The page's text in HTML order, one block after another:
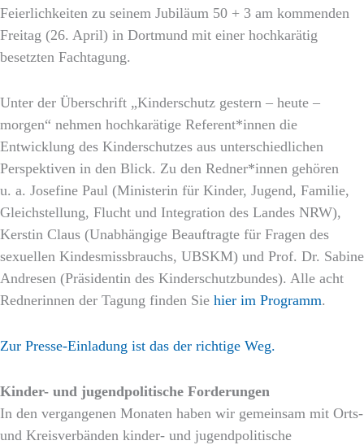
Feierlichkeiten zu seinem Jubiläum 50 + 3 am kommenden
Freitag (26. April) in Dortmund mit einer hochkarätig
besetzten Fachtagung.
Unter der Überschrift „Kinderschutz gestern – heute –
morgen“ nehmen hochkarätige Referent*innen die
Entwicklung des Kinderschutzes aus unterschiedlichen
Perspektiven in den Blick. Zu den Redner*innen gehören
u. a. Josefine Paul (Ministerin für Kinder, Jugend, Familie,
Gleichstellung, Flucht und Integration des Landes NRW),
Kerstin Claus (Unabhängige Beauftragte für Fragen des
sexuellen Kindesmissbrauchs, UBSKM) und Prof. Dr. Sabine
Andresen (Präsidentin des Kinderschutzbundes). Alle acht
Rednerinnen der Tagung finden Sie hier im Programm.
Zur Presse-Einladung ist das der richtige Weg.
Kinder- und jugendpolitische Forderungen
In den vergangenen Monaten haben wir gemeinsam mit Orts-
und Kreisverbänden kinder- und jugendpolitische